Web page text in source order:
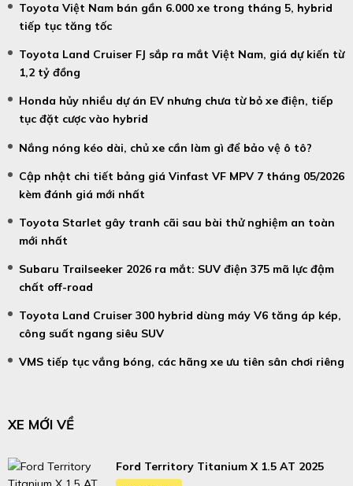
Toyota Việt Nam bán gần 6.000 xe trong tháng 5, hybrid
tiếp tục tăng tốc
Toyota Land Cruiser FJ sắp ra mắt Việt Nam, giá dự kiến từ
1,2 tỷ đồng
Honda hủy nhiều dự án EV nhưng chưa từ bỏ xe điện, tiếp
tục đặt cược vào hybrid
Nắng nóng kéo dài, chủ xe cần làm gì để bảo vệ ô tô?
Cập nhật chi tiết bảng giá Vinfast VF MPV 7 tháng 05/2026
kèm đánh giá mới nhất
Toyota Starlet gây tranh cãi sau bài thử nghiệm an toàn
mới nhất
Subaru Trailseeker 2026 ra mắt: SUV điện 375 mã lực đậm
chất off-road
Toyota Land Cruiser 300 hybrid dùng máy V6 tăng áp kép,
công suất ngang siêu SUV
VMS tiếp tục vắng bóng, các hãng xe ưu tiên sân chơi riêng
XE MỚI VỀ
Ford Territory Titanium X 1.5 AT 2025